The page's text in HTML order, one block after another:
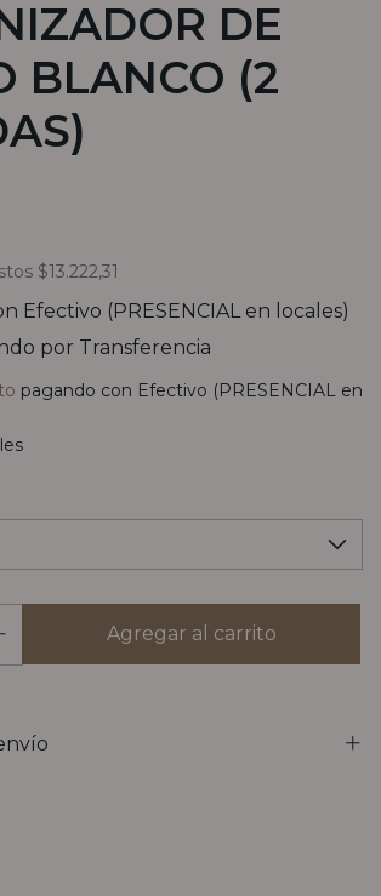
DE
BLANCO (2
$13.222,31
Efectivo (PRESENCIAL en locales)
por Transferencia
pagando con Efectivo (PRESENCIAL en